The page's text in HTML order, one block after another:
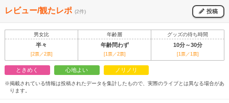
レビュー/観たレポ (2件) 投稿
男女比 年齢層 グッズの待ち時間
半々 年齢問わず 10分～30分
[2票／2票] [1票／2票] [1票／1票]
ときめく 心地よい ノリノリ
※掲載されている情報は投稿されたデータを集計したもので、実際のライブとは異なる場合があ
ります。